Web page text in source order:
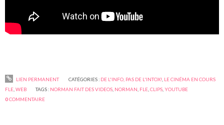
LIEN PERMANENT CATÉGORIES : DE L'INFO, PAS DE L'INTOX! LE CINÉMA EN COURS
FLE ,WEB TAGS : NORMAN FAIT DES VIDEOS NORMAN FLE ,CLIPS ,YOUTUBE
0COMMENTAIRE